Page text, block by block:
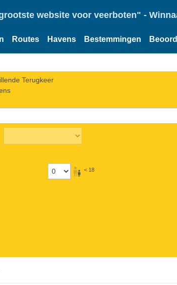
website voor veerboten" -
Routes Havens Bestemmingen
Terugkeer
< 18